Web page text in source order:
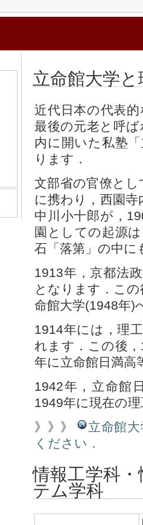
立命館大学
近代日本の代表
最後の元老と呼
内に開いた私塾
ります．
文部省の官僚と
に携わり，西園
中川小十郎が，
園としての起源
石「落第」の中に
1913年，京都法
となります．こ
命館大学(1948年)
1914年には，理
れます．この後
年に立命館日満高
1942年，立命館
1949年に現在の
》》》
立命館
ください．
情報工学科
テム学科